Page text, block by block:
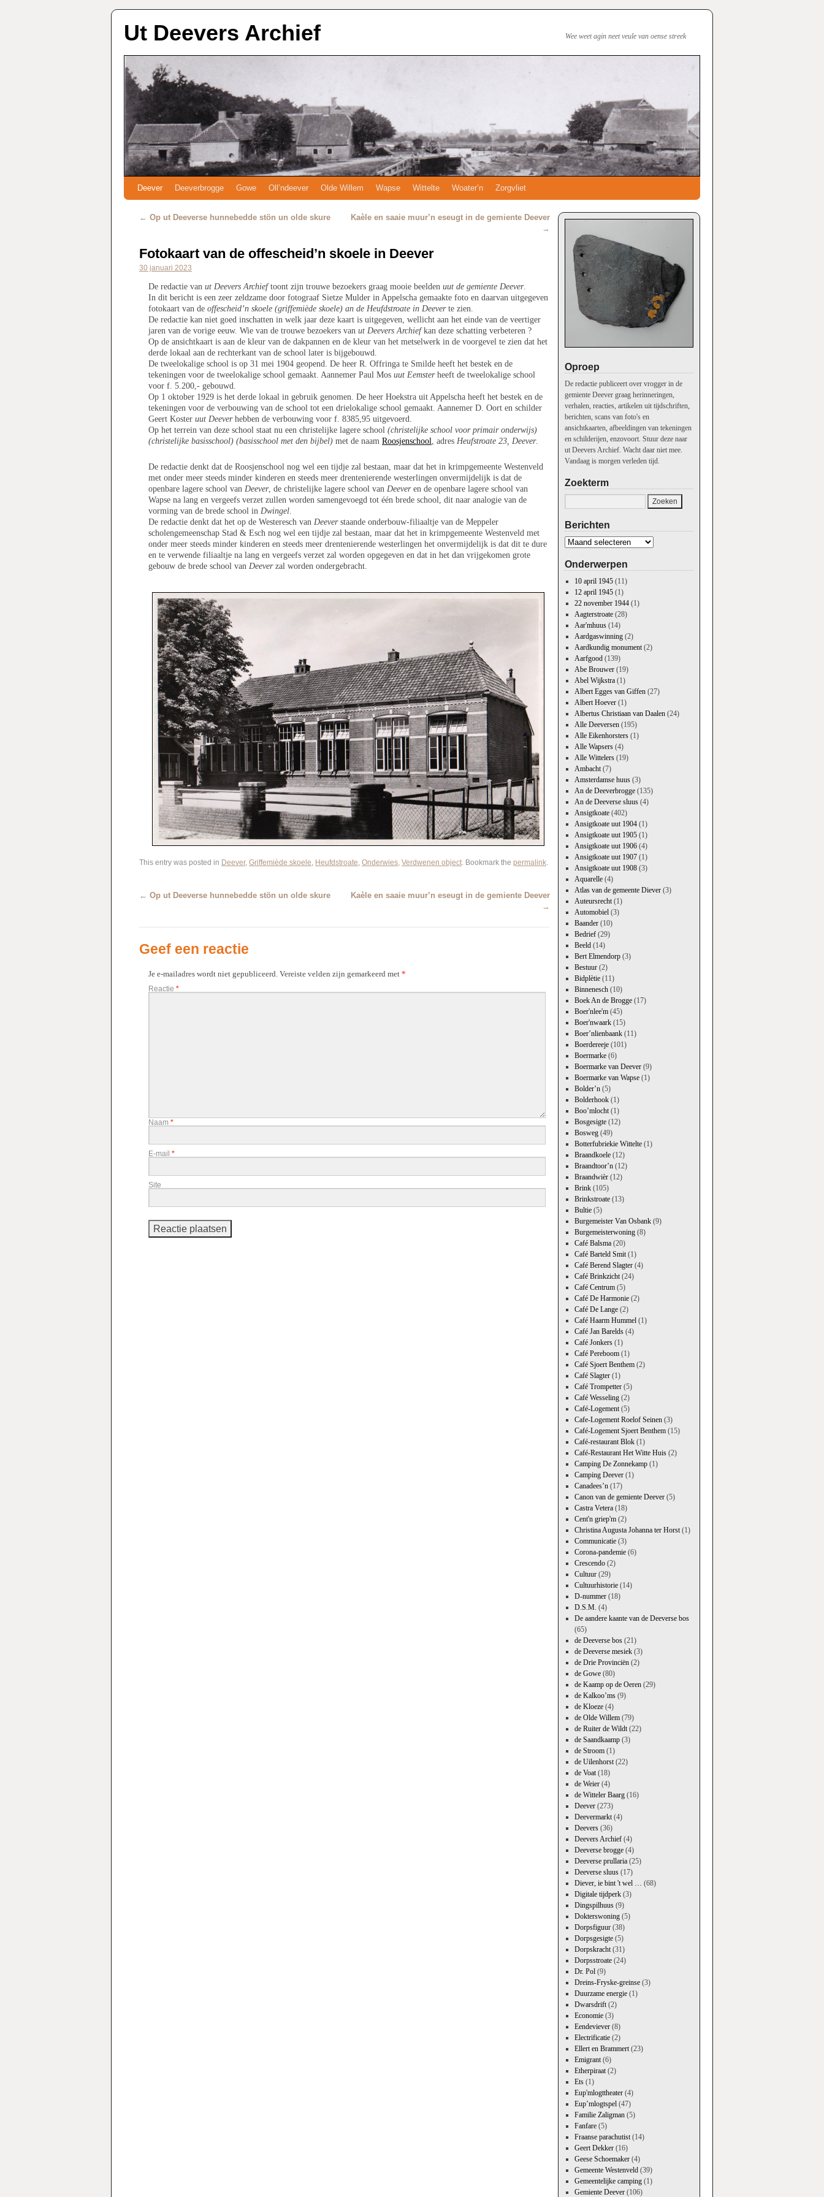
Ut Deevers Archief Wee weet agin neet veule van oense streek
Deever Deeverbrogge Gowe Oll’ndeever Olde Willem Wapse Wittelte Woater’n Zorgvliet
← Op ut Deeverse hunnebedde stön un olde skure
Kaèle en saaie muur’n eseugt in de gemiente Deever
→
Fotokaart van de offescheid’n skoele in Deever
30 januari 2023
De redactie van ut Deevers Archieftoont zijn trouwe bezoekers graag mooie beelden uut de gemiente Deever.
In dit bericht is een zeer zeldzame door fotograaf Sietze Mulder in Appelscha gemaakte foto en daarvan uitgegeven
fotokaart van de offescheid’n skoele (griffemiède skoele) an de Heufdstroate in Deeverte zien.
De redactie kan niet goed inschatten in welk jaar deze kaart is uitgegeven, wellicht aan het einde van de veertiger
jaren van de vorige eeuw. Wie van de trouwe bezoekers van ut Deevers Archiefkan deze schatting verbeteren ?
Op de ansichtkaart is aan de kleur van de dakpannen en de kleur van het metselwerk in de voorgevel te zien dat het
derde lokaal aan de rechterkant van de school later is bijgebouwd.
De tweelokalige school is op 31 mei 1904 geopend. De heer R. Offringa te Smilde heeft het bestek en de
tekeningen voor de tweelokalige school gemaakt. Aannemer Paul Mos uut Eemsterheeft de tweelokalige school
voor f. 5.200,- gebouwd.
Op 1 oktober 1929 is het derde lokaal in gebruik genomen. De heer Hoekstra uit Appelscha heeft het bestek en de
tekeningen voor de verbouwing van de school tot een drielokalige school gemaakt. Aannemer D. Oort en schilder
Geert Koster uut Deeverhebben de verbouwing voor f. 8385,95 uitgevoerd.
Op het terrein van deze school staat nu een christelijke lagere school (christelijke school voor primair onderwijs)
(christelijke basisschool) (basisschool met den bijbel) met de naam Roosjenschool , adres Heufstroate 23, Deever.
De redactie denkt dat de Roosjenschool nog wel een tijdje zal bestaan, maar dat het in krimpgemeente Westenveld
met onder meer steeds minder kinderen en steeds meer drentenierende westerlingen onvermijdelijk is dat de
openbare lagere school van Deever, de christelijke lagere school van Deeveren de openbare lagere school van
Wapse na lang en vergeefs verzet zullen worden samengevoegd tot één brede school, dit naar analogie van de
vorming van de brede school in Dwingel
De redactie denkt dat het op de Westeresch van Deeverstaande onderbouw-filiaaltje van de Meppeler
scholengemeenschap Stad & Esch nog wel een tijdje zal bestaan, maar dat het in krimpgemeente Westenveld met
onder meer steeds minder kinderen en steeds meer drentenierende westerlingen het onvermijdelijk is dat dit te dure
en te verwende filiaaltje na lang en vergeefs verzet zal worden opgegeven en dat in het dan vrijgekomen grote
gebouw de brede school van Deeverzal worden ondergebracht.
This entry was posted in Deever, Griffemiède skoele, Heufdstroate, Onderwies, Verdwenen object. Bookmark the permalink.
← Op ut Deeverse hunnebedde stön un olde skure
Kaèle en saaie muur’n eseugt in de gemiente Deever
→
Geef een reactie
Je e-mailadres wordt niet gepubliceerd. Vereiste velden zijn gemarkeerd met *
Reactie *
Naam *
E-mail *
Site
Oproep
De redactie publiceert over vrogger in de
gemiente Deever graag herinneringen,
verhalen, reacties, artikelen uit tijdschriften,
berichten, scans van foto's en
ansichtkaarten, afbeeldingen van tekeningen
en schilderijen, enzovoort. Stuur deze naar
ut Deevers Archief. Wacht daar niet mee.
Vandaag is morgen verleden tijd.
Zoekterm
Berichten
Onderwerpen
10 april 1945(11)
12 april 1945(1)
22 november 1944(1)
Aagterstroate(28)
Aar'mhuus(14)
Aardgaswinning(2)
Aardkundig monument(2)
Aarfgood(139)
Abe Brouwer(19)
Abel Wijkstra(1)
Albert Egges van Giffen(27)
Albert Hoever(1)
Albertus Christiaan van Daalen(24)
Alle Deeversen(195)
Alle Eikenhorsters(1)
Alle Wapsers(4)
Alle Wittelers(19)
Ambacht(7)
Amsterdamse huus(3)
An de Deeverbrogge(135)
An de Deeverse sluus(4)
Ansigtkoate(402)
Ansigtkoate uut 1904(1)
Ansigtkoate uut 1905(1)
Ansigtkoate uut 1906(4)
Ansigtkoate uut 1907(1)
Ansigtkoate uut 1908(3)
Aquarelle(4)
Atlas van de gemeente Diever(3)
Auteursrecht(1)
Automobiel(3)
Baander(10)
Bedrief(29)
Beeld(14)
Bert Elmendorp(3)
Bestuur(2)
Bidplètie(11)
Binnenesch(10)
Boek An de Brogge(17)
Boer'nlee'm(45)
Boer'nwaark(15)
Boer’nlienbaank(11)
Boerdereeje(101)
Boermarke(6)
Boermarke van Deever(9)
Boermarke van Wapse(1)
Bolder’n(5)
Bolderhook(1)
Boo’mlocht(1)
Bosgesigte(12)
Bosweg(49)
Botterfubriekie Wittelte(1)
Braandkoele(12)
Braandtoor’n(12)
Braandwièr(12)
Brink(105)
Brinkstroate(13)
Bultie(5)
Burgemeister Van Osbank(9)
Burgemeisterwoning(8)
Café Balsma(20)
Café Barteld Smit(1)
Café Berend Slagter(4)
Café Brinkzicht(24)
Café Centrum(5)
Café De Harmonie(2)
Café De Lange(2)
Café Haarm Hummel(1)
Café Jan Barelds(4)
Café Jonkers(1)
Café Pereboom(1)
Café Sjoert Benthem(2)
Café Slagter(1)
Café Trompetter(5)
Café Wesseling(2)
Café-Logement(5)
Cafe-Logement Roelof Seinen(3)
Café-Logement Sjoert Benthem(15)
Café-restaurant Blok(1)
Café-Restaurant Het Witte Huis(2)
Camping De Zonnekamp(1)
Camping Deever(1)
Canadees’n(17)
Canon van de gemiente Deever(5)
Castra Vetera(18)
Cent'n griep'm(2)
Christina Augusta Johanna ter Horst(1)
Communicatie(3)
Corona-pandemie(6)
Crescendo(2)
Cultuur(29)
Cultuurhistorie(14)
D-nummer(18)
D.S.M. (4)
De aandere kaante van de Deeverse bos
(65)
de Deeverse bos(21)
de Deeverse mesiek(3)
de Drie Provinciën(2)
de Gowe(80)
de Kaamp op de Oeren(29)
de Kalkoo’ms(9)
de Kloeze(4)
de Olde Willem(79)
de Ruiter de Wildt(22)
de Saandkaamp(3)
de Stroom(1)
de Uilenhorst(22)
de Voat(18)
de Weier(4)
de Witteler Baarg(16)
Deever(273)
Deevermarkt(4)
Deevers(36)
Deevers Archief(4)
Deeverse brogge(4)
Deeverse prullaria(25)
Deeverse sluus(17)
Diever, ie bint 't wel … (68)
Digitale tijdperk(3)
Dingspilhuus(9)
Dokterswoning(5)
Dorpsfiguur(38)
Dorpsgesigte(5)
Dorpskracht(31)
Dorpsstroate(24)
Dr. Pol(9)
Dreins-Fryske-greinse(3)
Duurzame energie(1)
Dwarsdrift(2)
Economie(3)
Eendeviever(8)
Electrificatie(2)
Ellert en Brammert(23)
Emigrant(6)
Etherpiraat(2)
Ets(1)
Eup'mlogttheater(4)
Eup’mlogtspel(47)
Familie Zaligman(5)
Fanfare(5)
Fraanse parachutist(14)
Geert Dekker(16)
Geese Schoemaker(4)
Gemeente Westenveld(39)
Gemeentelijke camping(1)
Gemiente Deever(106)